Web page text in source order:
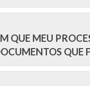
QUE MEU
QUE